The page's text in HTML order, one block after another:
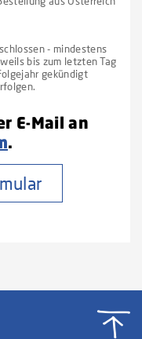
- mindestens
bis zum letzten Tag
gekündigt
E-Mail an
.